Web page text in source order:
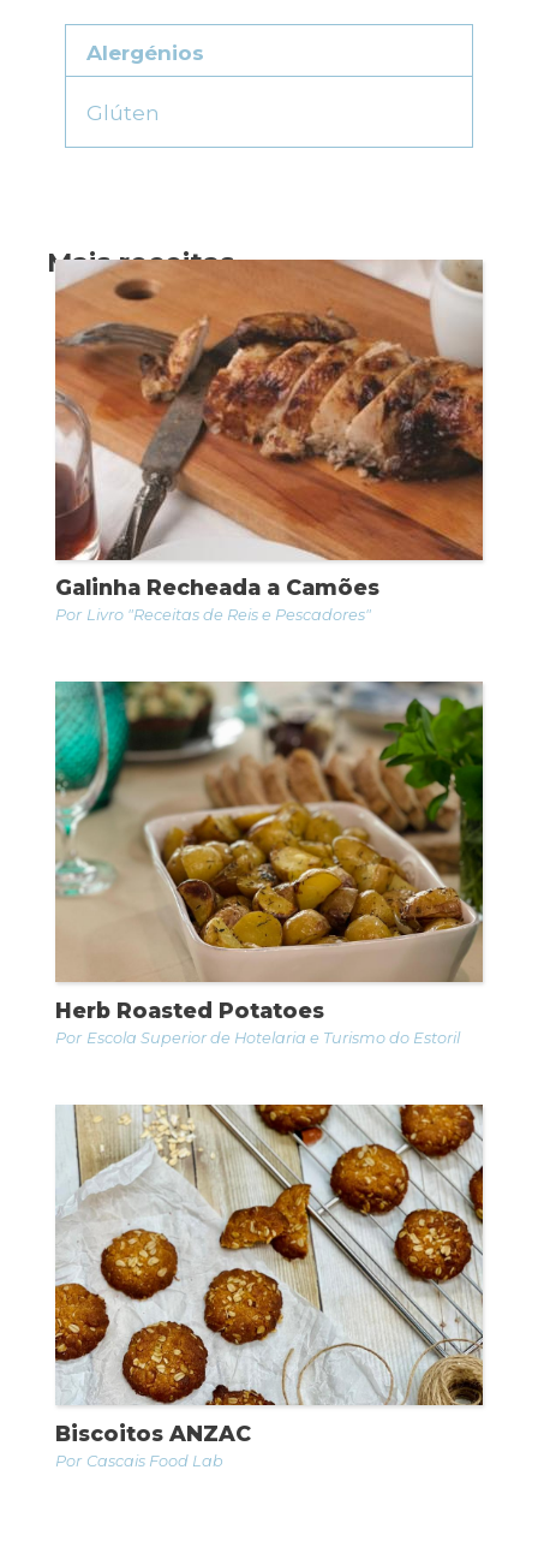
Alergénios
Glúten
Mais receitas
Galinha Recheada a Camões
Livro "Receitas de Reis e Pescadores"
Herb Roasted Potatoes
Escola Superior de Hotelaria e Turismo do Estoril
Biscoitos ANZAC
Cascais Food Lab